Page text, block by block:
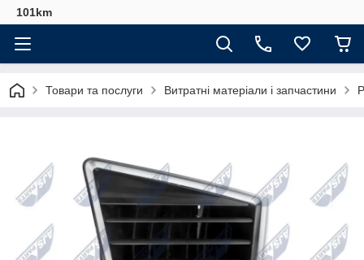
101km
Товари та послуги Витратні матеріали і запчастини